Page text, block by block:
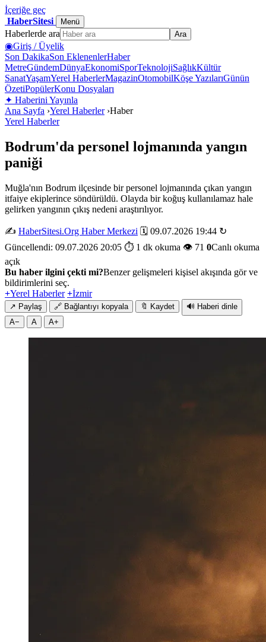
İçeriğe geç
HaberSitesi
Menü
Haberlerde ara Ara
◉Giriş / Üyelik
Son DakikaSon EklenenlerHaber
MetreGündemDünyaEkonomiSporTeknolojiSağlıkKültür
SanatYaşamYerel HaberlerMagazinOtomobilKöşe YazılarıGünün
ÖzetiPopülerKonu Dosyaları
✦ Haberini Yayınla
Ana Sayfa ›Yerel Haberler ›Haber
Yerel Haberler
Bodrum'da personel lojmanında yangın
paniği
Muğla'nın Bodrum ilçesinde bir personel lojmanında çıkan yangın
itfaiye ekiplerince söndürüldü. Olayda bir koğuş kullanılamaz hale
gelirken yangının çıkış nedeni araştırılıyor.
✍️ HaberSitesi.Org Haber Merkezi 🗓️ 09.07.2026 19:44 ↻
Güncellendi: 09.07.2026 20:05 ⏱️ 1 dk okuma 👁️ 71 0Canlı okuma
açık
Bu haber ilgini çekti mi?Benzer gelişmeleri kişisel akışında gör ve
bildirimlerini seç.
+Yerel Haberler +İzmir
↗ Paylaş 🔗 Bağlantıyı kopyala 🔖 Kaydet 🔊 Haberi dinle
A−
A A+